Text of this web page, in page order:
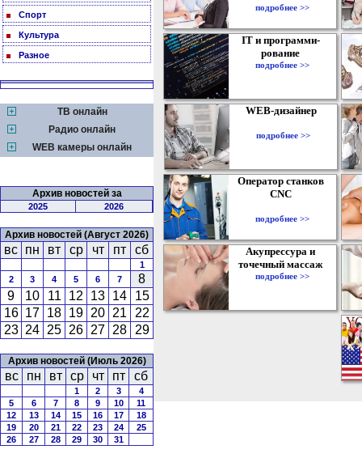
Спорт
Культура
Разное
ТВ онлайн
Радио онлайн
WEB камеры онлайн
Архив новостей за
2025 2026
Архив новостей (Август 2026)
вс пн вт ср чт пт сб
1
2
3 4 5 6 7
8
9
10 11 12 13 14
15
16 17 18 19 20 21
22
23 24 25 26 27 28 29
Архив новостей (Июль 2026)
вс пн вт ср чт пт сб
1 2 3
4
5
6 7 8 9 10
11
12
13 14 15 16 17
18
19
20 21 22 23 24
25
26
27 28 29 30 31
подробнее >>
IT и программи-
рование
подробнее >>
WEB-дизайнер
подробнее >>
Оператор станков
CNC
подробнее >>
Акупрессура и
точечный массаж
подробнее >>